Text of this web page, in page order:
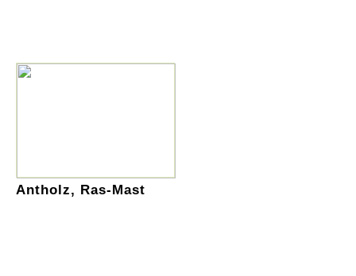
Antholz, Ras-Mast